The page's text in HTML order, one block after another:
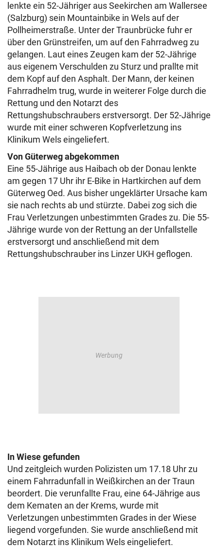
lenkte ein 52-Jähriger aus Seekirchen am Wallersee
(Salzburg) sein Mountainbike in Wels auf der
Pollheimerstraße. Unter der Traunbrücke fuhr er
über den Grünstreifen, um auf den Fahrradweg zu
gelangen. Laut eines Zeugen kam der 52-Jährige
aus eigenem Verschulden zu Sturz und prallte mit
dem Kopf auf den Asphalt. Der Mann, der keinen
Fahrradhelm trug, wurde in weiterer Folge durch die
Rettung und den Notarzt des
Rettungshubschraubers erstversorgt. Der 52-Jährige
wurde mit einer schweren Kopfverletzung ins
Klinikum Wels eingeliefert.
Von Güterweg abgekommen
Eine 55-Jährige aus Haibach ob der Donau lenkte
am gegen 17 Uhr ihr E-Bike in Hartkirchen auf dem
Güterweg Oed. Aus bisher ungeklärter Ursache kam
sie nach rechts ab und stürzte. Dabei zog sich die
Frau Verletzungen unbestimmten Grades zu. Die 55-
Jährige wurde von der Rettung an der Unfallstelle
erstversorgt und anschließend mit dem
Rettungshubschrauber ins Linzer UKH geflogen.
In Wiese gefunden
Und zeitgleich wurden Polizisten um 17.18 Uhr zu
einem Fahrradunfall in Weißkirchen an der Traun
beordert. Die verunfallte Frau, eine 64-Jährige aus
dem Kematen an der Krems, wurde mit
Verletzungen unbestimmten Grades in der Wiese
liegend vorgefunden. Sie wurde anschließend mit
dem Notarzt ins Klinikum Wels eingeliefert.